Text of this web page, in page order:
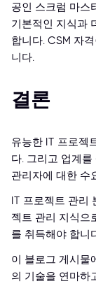
공인 스크럼 마스
기본적인 지식과
합니다. CSM 자
니다.
결론
유능한 IT 프로젝
다. 그리고 업계
관리자에 대한 수
IT 프로젝트 관리
젝트 관리 지식으
를 취득해야 합니
이 블로그 게시물
의 기술을 연마하